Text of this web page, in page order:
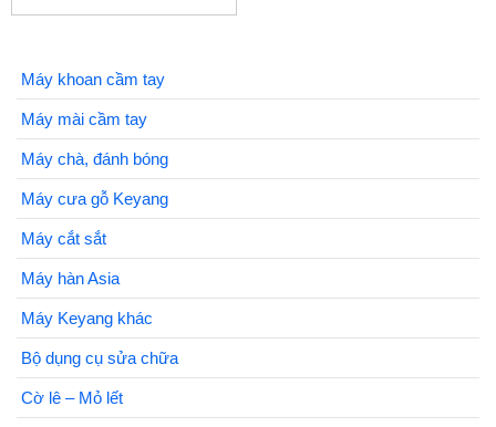
Máy khoan cầm tay
Máy mài cầm tay
Máy chà, đánh bóng
Máy cưa gỗ Keyang
Máy cắt sắt
Máy hàn Asia
Máy Keyang khác
Bộ dụng cụ sửa chữa
Cờ lê – Mỏ lết